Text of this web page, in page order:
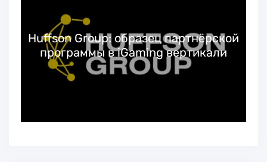
Huffson Group: образец партнёрской
программы в iGaming вертикали